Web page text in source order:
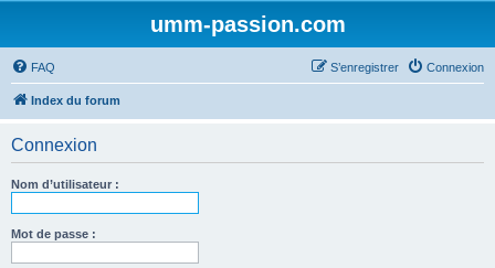
umm-passion.com
FAQ Connexion
S’enregistrer
Index du forum
Connexion
Nom d’utilisateur :
Mot de passe :